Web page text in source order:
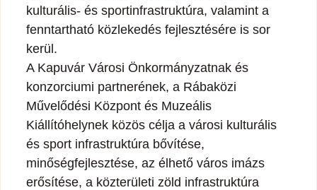
kulturális- és sportinfrastruktúra, valamint a
fenntartható közlekedés fejlesztésére is sor
kerül.
A Kapuvár Városi Önkormányzatnak és
konzorciumi partnerének, a Rábaközi
Művelődési Központ és Muzeális
Kiállítóhelynek közös célja a városi kulturális
és sport infrastruktúra bővítése,
minőségfejlesztése, az élhető város imázs
erősítése, a közterületi zöld infrastruktúra